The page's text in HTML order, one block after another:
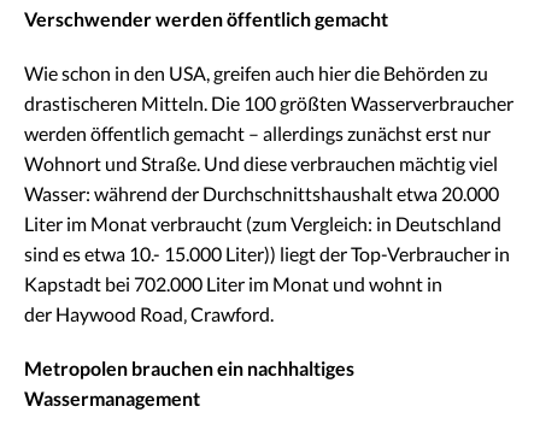
Verschwender werden öffentlich gemacht
Wie schon in den USA, greifen auch hier die Behörden zu
drastischeren Mitteln. Die 100 größten Wasserverbraucher
werden öffentlich gemacht – allerdings zunächst erst nur
Wohnort und Straße. Und diese verbrauchen mächtig viel
Wasser: während der Durchschnittshaushalt etwa 20.000
Liter im Monat verbraucht (zum Vergleich: in Deutschland
sind es etwa 10.- 15.000 Liter)) liegt der Top-Verbraucher in
Kapstadt bei 702.000 Liter im Monat und wohnt in
der Haywood Road‚ Crawford.
Metropolen brauchen ein nachhaltiges
Wassermanagement